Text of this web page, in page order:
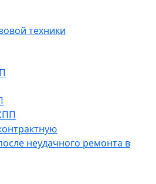
техники
неудачного ремонта в